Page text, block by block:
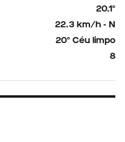
20.1º
22.3 km/h - N
20º Céu limpo
8